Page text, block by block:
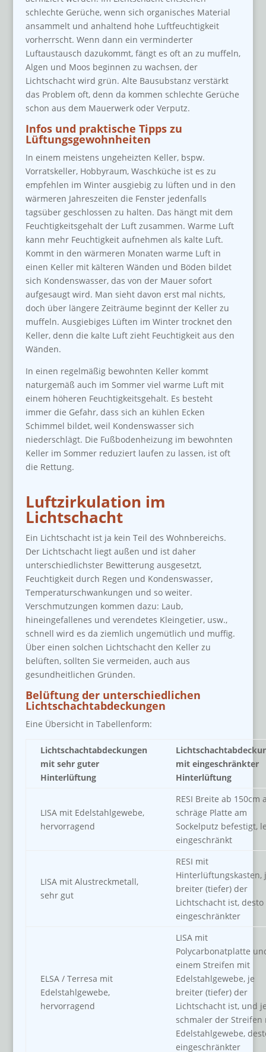
schlechte Gerüche, wenn sich organisches Material
ansammelt und anhaltend hohe Luftfeuchtigkeit
vorherrscht. Wenn dann ein verminderter
Luftaustausch dazukommt, fängt es oft an zu muffeln,
Algen und Moos beginnen zu wachsen, der
Lichtschacht wird grün. Alte Bausubstanz verstärkt
das Problem oft, denn da kommen schlechte Gerüche
schon aus dem Mauerwerk oder Verputz.
Infos und praktische Tipps zu
Lüftungsgewohnheiten
In einem meistens ungeheizten Keller, bspw.
Vorratskeller, Hobbyraum, Waschküche ist es zu
empfehlen im Winter ausgiebig zu lüften und in den
wärmeren Jahreszeiten die Fenster jedenfalls
tagsüber geschlossen zu halten. Das hängt mit dem
Feuchtigkeitsgehalt der Luft zusammen. Warme Luft
kann mehr Feuchtigkeit aufnehmen als kalte Luft.
Kommt in den wärmeren Monaten warme Luft in
einen Keller mit kälteren Wänden und Böden bildet
sich Kondenswasser, das von der Mauer sofort
aufgesaugt wird. Man sieht davon erst mal nichts,
doch über längere Zeiträume beginnt der Keller zu
muffeln. Ausgiebiges Lüften im Winter trocknet den
Keller, denn die kalte Luft zieht Feuchtigkeit aus den
Wänden.
In einen regelmäßig bewohnten Keller kommt
naturgemäß auch im Sommer viel warme Luft mit
einem höheren Feuchtigkeitsgehalt. Es besteht
immer die Gefahr, dass sich an kühlen Ecken
Schimmel bildet, weil Kondenswasser sich
niederschlägt. Die Fußbodenheizung im bewohnten
Keller im Sommer reduziert laufen zu lassen, ist oft
die Rettung.
Luftzirkulation im
Lichtschacht
Ein Lichtschacht ist ja kein Teil des Wohnbereichs.
Der Lichtschacht liegt außen und ist daher
unterschiedlichster Bewitterung ausgesetzt,
Feuchtigkeit durch Regen und Kondenswasser,
Temperaturschwankungen und so weiter.
Verschmutzungen kommen dazu: Laub,
hineingefallenes und verendetes Kleingetier, usw.,
schnell wird es da ziemlich ungemütlich und muffig.
Über einen solchen Lichtschacht den Keller zu
belüften, sollten Sie vermeiden, auch aus
gesundheitlichen Gründen.
Belüftung der unterschiedlichen
Lichtschachtabdeckungen
Eine Übersicht in Tabellenform:
Lichtschachtabdeckungen
mit sehr guter
Hinterlüftung
mit eingeschränkter
Hinterlüftung
LISA mit Edelstahlgewebe,
hervorragend
RESI Breite ab 150cm
schräge Platte am
Sockelputz befestigt,
eingeschränkt
LISA mit Alustreckmetall,
sehr gut
RESI mit
Hinterlüftungskasten,
breiter (tiefer) der
Lichtschacht ist, desto
eingeschränkter
ELSA / Terresa mit
Edelstahlgewebe,
hervorragend
LISA mit
Polycarbonatplatte
einem Streifen mit
Edelstahlgewebe, je
breiter (tiefer) der
Lichtschacht ist, und
schmaler der Streifen
Edelstahlgewebe,
eingeschränkter